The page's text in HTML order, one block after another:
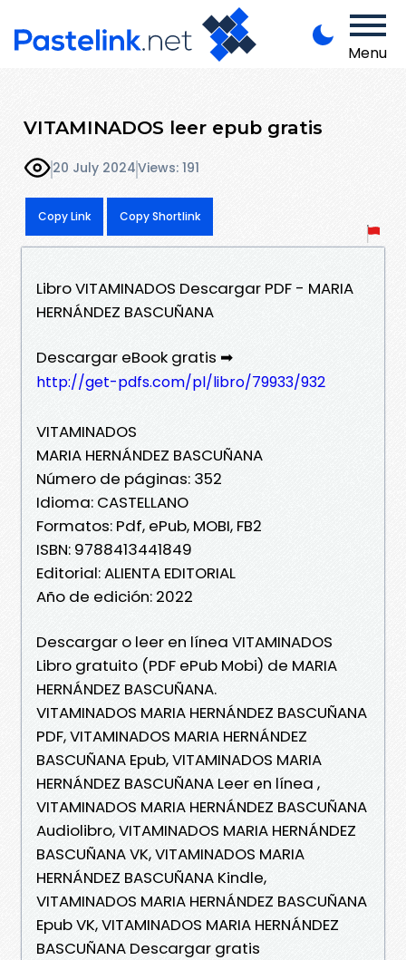
Menu
VITAMINADOS leer epub gratis
20 July 2024Views: 191
Copy Link Copy Shortlink
Libro VITAMINADOS Descargar PDF - MARIA
HERNÁNDEZ BASCUÑANA
Descargar eBook gratis ➡
http://get-pdfs.com/pl/libro/79933/932
VITAMINADOS
MARIA HERNÁNDEZ BASCUÑANA
Número de páginas: 352
Idioma: CASTELLANO
Formatos: Pdf, ePub, MOBI, FB2
ISBN: 9788413441849
Editorial: ALIENTA EDITORIAL
Año de edición: 2022
Descargar o leer en línea VITAMINADOS
Libro gratuito (PDF ePub Mobi) de MARIA
HERNÁNDEZ BASCUÑANA.
VITAMINADOS MARIA HERNÁNDEZ BASCUÑANA
PDF, VITAMINADOS MARIA HERNÁNDEZ
BASCUÑANA Epub, VITAMINADOS MARIA
HERNÁNDEZ BASCUÑANA Leer en línea ,
VITAMINADOS MARIA HERNÁNDEZ BASCUÑANA
Audiolibro, VITAMINADOS MARIA HERNÁNDEZ
BASCUÑANA VK, VITAMINADOS MARIA
HERNÁNDEZ BASCUÑANA Kindle,
VITAMINADOS MARIA HERNÁNDEZ BASCUÑANA
Epub VK, VITAMINADOS MARIA HERNÁNDEZ
BASCUÑANA Descargar gratis